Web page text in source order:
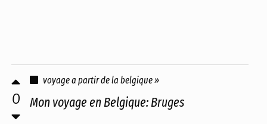
0
voyage a partir de la belgique »
Mon voyage en Belgique: Bruges